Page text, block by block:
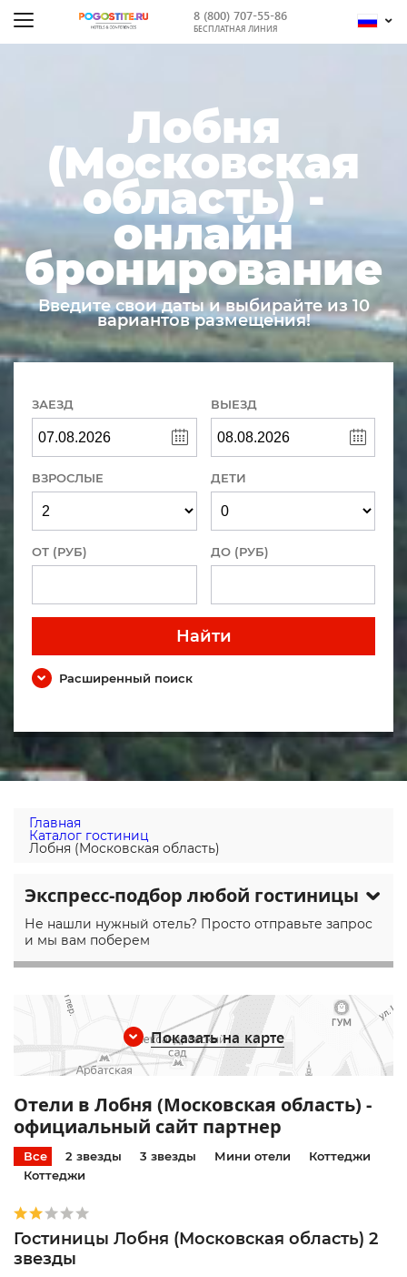
8 (800) 707-55-86
БЕСПЛАТНАЯ ЛИНИЯ
Лобня
(Московская
область) -
онлайн
бронирование
Введите свои даты и выбирайте из 10
вариантов размещения!
ЗАЕЗД ВЫЕЗД
ВЗРОСЛЫЕ ДЕТИ
ОТ (РУБ) ДО (РУБ)
Найти
Расширенный поиск
Главная
Каталог гостиниц
Лобня (Московская область)
Экспресс-подбор любой гостиницы
Не нашли нужный отель? Просто отправьте запрос
и мы вам поберем
Показать на карте
Отели в Лобня (Московская область) -
официальный сайт партнер
Все 2 звезды 3 звезды Мини отели
Коттеджи
Коттеджи
Гостиницы Лобня (Московская область) 2
звезды